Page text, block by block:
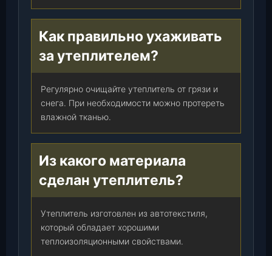
Как правильно ухаживать
за утеплителем?
Регулярно очищайте утеплитель от грязи и
снега. При необходимости можно протереть
влажной тканью.
Из какого материала
сделан утеплитель?
Утеплитель изготовлен из автотекстиля,
который обладает хорошими
теплоизоляционными свойствами.